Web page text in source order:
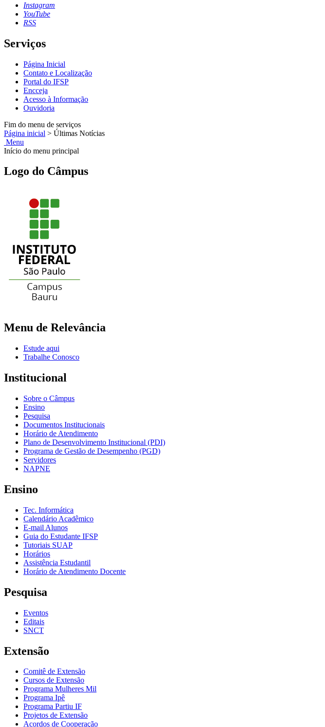
Instagram
YouTube
RSS
Serviços
Página Inicial
Contato e Localização
Portal do IFSP
Encceja
Acesso à Informação
Ouvidoria
Fim do menu de serviços
Página inicial > Últimas Notícias
Menu
Início do menu principal
Logo do Câmpus
Menu de Relevância
Estude aqui
Trabalhe Conosco
Institucional
Sobre o Câmpus
Ensino
Pesquisa
Documentos Institucionais
Horário de Atendimento
Plano de Desenvolvimento Institucional (PDI)
Programa de Gestão de Desempenho (PGD)
Servidores
NAPNE
Ensino
Tec. Informática
Calendário Acadêmico
E-mail Alunos
Guia do Estudante IFSP
Tutoriais SUAP
Horários
Assistência Estudantil
Horário de Atendimento Docente
Pesquisa
Eventos
Editais
SNCT
Extensão
Comitê de Extensão
Cursos de Extensão
Programa Mulheres Mil
Programa Ipê
Programa Partiu IF
Projetos de Extensão
Acordos de Cooperação